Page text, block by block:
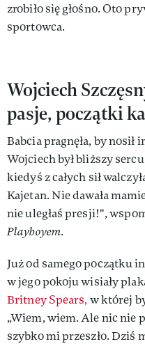
zrobiło się głośno. Oto
sportowca.
Wojciech
pasje, początki
Babcia pragnęła, by nosił
Wojciech był bliższy
kiedyś z całych sił
Kajetan. Nie dawała
nie uległaś presji!",
Playboyem.
Już od samego początku
w jego pokoju wisiały
Britney Spears, w której
„Wiem, wiem. Ale nic nie
szybko mi przeszło. Dziś